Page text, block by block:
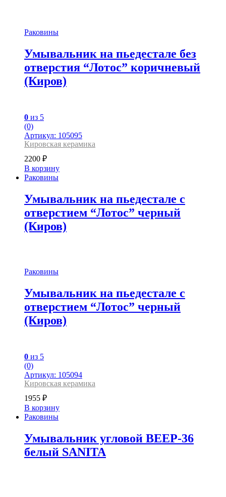
Раковины
Умывальник на пьедестале без
отверстия “Лотос” коричневый
(Киров)
0 из 5
(0)
Артикул: 105095
Кировская керамика
2200 ₽
В корзину
Раковины
Умывальник на пьедестале с
отверстием “Лотос” черный
(Киров)
Раковины
Умывальник на пьедестале с
отверстием “Лотос” черный
(Киров)
0 из 5
(0)
Артикул: 105094
Кировская керамика
1955 ₽
В корзину
Раковины
Умывальник угловой ВЕЕР-36
белый SANITA